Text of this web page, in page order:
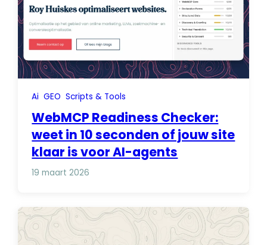
Ai GEO Scripts & Tools
WebMCP Readiness Checker:
weet in 10 seconden of jouw site
klaar is voor AI-agents
19 maart 2026